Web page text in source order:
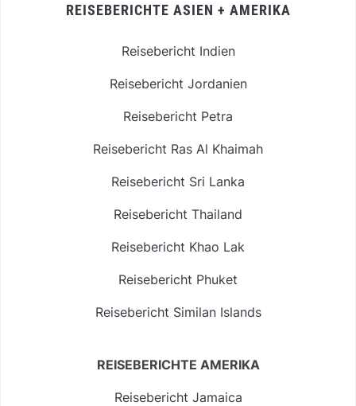
REISEBERICHTE ASIEN + AMERIKA
Reisebericht Indien
Reisebericht Jordanien
Reisebericht Petra
Reisebericht Ras Al Khaimah
Reisebericht Sri Lanka
Reisebericht Thailand
Reisebericht Khao Lak
Reisebericht Phuket
Reisebericht Similan Islands
REISEBERICHTE AMERIKA
Reisebericht Jamaica